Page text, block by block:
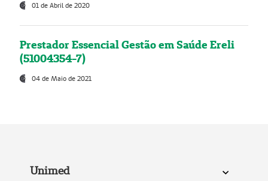
01 de Abril de 2020
Prestador Essencial Gestão em Saúde Ereli
(51004354-7)
04 de Maio de 2021
Unimed